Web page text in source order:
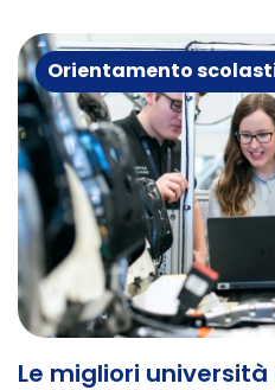
Orientamento
Le migliori